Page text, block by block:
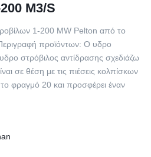
M3/S
1-200 MW Pelton από το
προϊόντων: Ο υδρο
στρόβιλος αντίδρασης σχεδιάζω
σε θέση με τις πιέσεις κολπίσκων
φραγμό 20 και προσφέρει έναν